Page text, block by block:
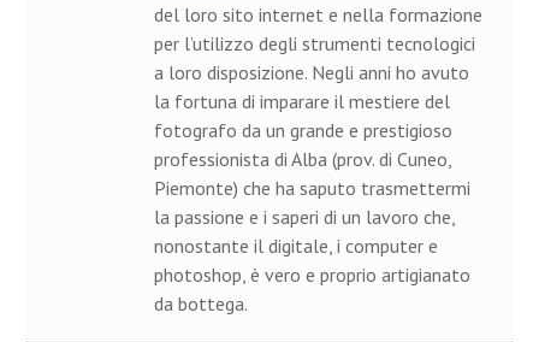
del loro sito internet e nella formazione
per l’utilizzo degli strumenti tecnologici
a loro disposizione. Negli anni ho avuto
la fortuna di imparare il mestiere del
fotografo da un grande e prestigioso
professionista di Alba (prov. di Cuneo,
Piemonte) che ha saputo trasmettermi
la passione e i saperi di un lavoro che,
nonostante il digitale, i computer e
photoshop, è vero e proprio artigianato
da bottega.